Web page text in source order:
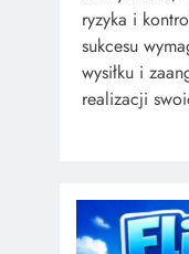
ryzyka i
sukcesu
wysiłku i
realizacji